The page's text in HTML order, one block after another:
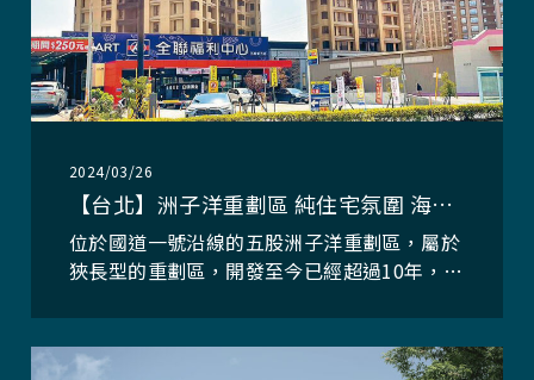
2024/03/26
【台北】洲子洋重劃區 純住宅氛圍 海納雙北輕移民
位於國道一號沿線的五股洲子洋重劃區，屬於
狹長型的重劃區，開發至今已經超過10年，區
應，成為大台北地區輕移民首選，目前屋齡5
年上下的中古屋還有4字頭，總價1200萬元就